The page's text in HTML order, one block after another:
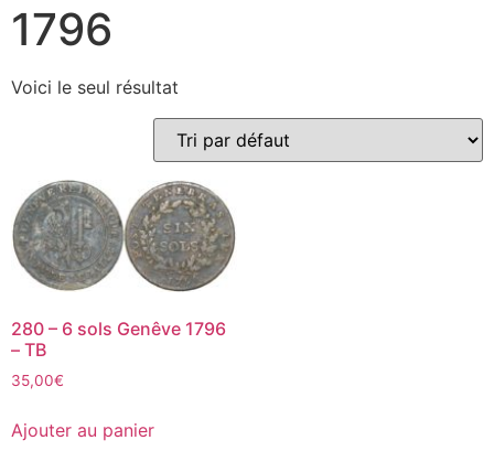
1796
Voici le seul résultat
280 – 6 sols Genêve 1796
– TB
35,00€
Ajouter au panier